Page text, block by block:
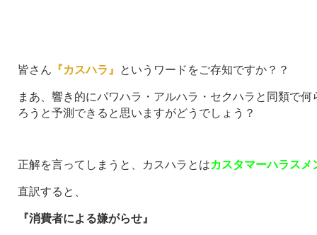
皆さん 『カスハラ』 というワードをご存知ですか？？
まあ、響き的にパワハラ・アルハラ・セクハラと同類で何
ろうと予測できると思いますがどうでしょう？
正解を言ってしまうと、カスハラとはカスタマーハラスメ
直訳すると、
『消費者による嫌がらせ』